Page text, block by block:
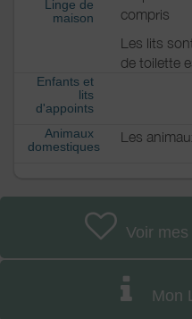
Linge de
maison
compris
Les lits
de toilette
Enfants et
lits
d'appoints
Animaux
domestiques
Les
Voir
Mon